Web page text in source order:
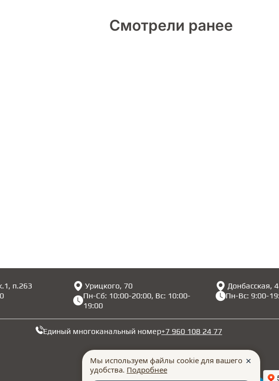
Смотрели ранее
п.263
Урицкого, 70
Пн-Сб: 10:00-20:00, Вс: 10:00-
19:00
Донбасская,
Пн-Вс: 9:00-
Единый многоканальный номер+7 960 108 24 77
Мы используем файлы cookie для вашего
удобства. Подробнее
✕